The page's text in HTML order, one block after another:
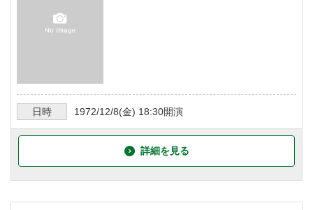
日時 1972/12/8(金) 18:30開演
詳細を見る